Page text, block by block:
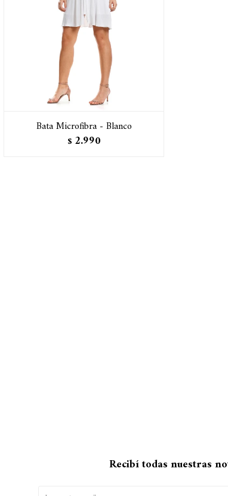
Bata Microfibra - Blanco
$ 2.990
Recibí todas nuestras